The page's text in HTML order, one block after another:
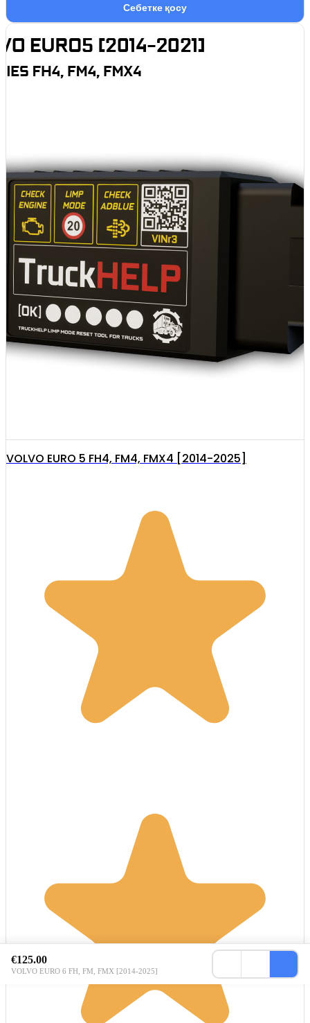
Себетке қосу
VOLVO EURO 5 FH4, FM4, FMX4 [2014-2025]
€125.00
VOLVO EURO 6 FH, FM, FMX [2014-2025]